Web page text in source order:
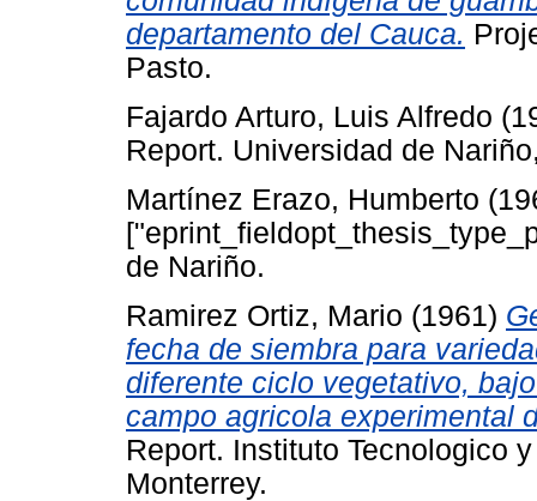
departamento del Cauca.
Pasto.
Fajardo Arturo, Luis Alfredo
Report. Universidad de
Martínez Erazo, Humberto
de Nariño.
Ramirez Ortiz, Mario (1961)
fecha de siembra para
diferente ciclo vegetativo,
campo agricola experimental
Report. Instituto Tecnologico
Monterrey.